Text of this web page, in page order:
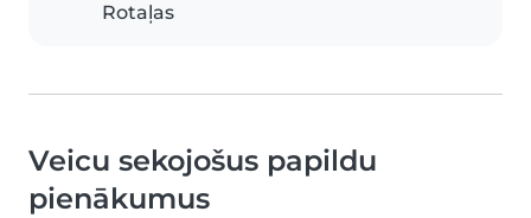
Rotaļas
Veicu sekojošus papildu
pienākumus